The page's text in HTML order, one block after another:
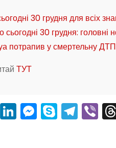
30 грудня для всіх
30 грудня: головні
потрапив у смертельну ДТП
ТУТ
W
h
Li
n
M
e
S
k
T
el
Vi
b